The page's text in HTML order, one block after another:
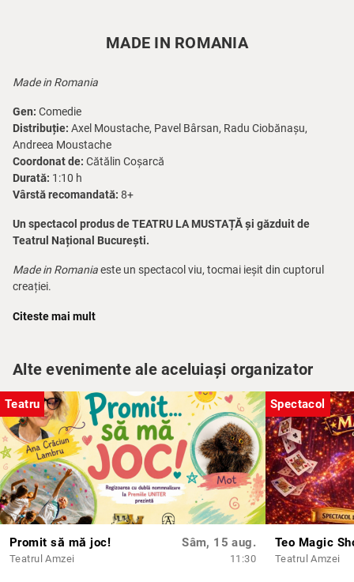
MADE IN ROMANIA
Made in Romania
Gen: Comedie
Distribuție: Axel Moustache, Pavel Bârsan, Radu Ciobănașu,
Andreea Moustache
Coordonat de: Cătălin Coșarcă
Durată: 1:10 h
Vârstă recomandată: 8+
Un spectacol produs de TEATRU LA MUSTAȚĂ și găzduit de
Teatrul Național București.
Made in Romaniaeste un spectacol viu, tocmai ieșit din cuptorul
creației.
Sub lupa comediei, veți putea descoperi scene desprinse din trecut,
De la personaje mitologice la Academia de hoți și scene cu „balaurii”
zilei de azi, vom fi martorii unui carusel de scene care de care mai
absurde și mai amuzante.
Haideți să râdeți mult, la final rămânând cu întrebarea ce înseamnă
România pentru fiecare dintre noi.
Citeste mai mult
Alte evenimente ale aceluiași organizator
Teatru
Promit să mă joc!
Teatrul Amzei
Sâm, 15 aug.
11:30
Spectacol
Teo Magic
Teatrul Amzei